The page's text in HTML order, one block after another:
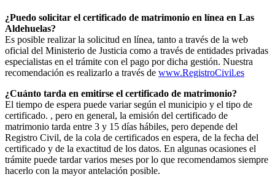
¿Puedo solicitar el certificado de matrimonio en línea en Las
Aldehuelas?
Es posible realizar la solicitud en línea, tanto a través de la web
oficial del Ministerio de Justicia como a través de entidades privadas
especialistas en el trámite con el pago por dicha gestión. Nuestra
recomendación es realizarlo a través de www.RegistroCivil.es
¿Cuánto tarda en emitirse el certificado de matrimonio?
El tiempo de espera puede variar según el municipio y el tipo de
certificado. , pero en general, la emisión del certificado de
matrimonio tarda entre 3 y 15 días hábiles, pero depende del
Registro Civil, de la cola de certificados en espera, de la fecha del
certificado y de la exactitud de los datos. En algunas ocasiones el
trámite puede tardar varios meses por lo que recomendamos siempre
hacerlo con la mayor antelación posible.